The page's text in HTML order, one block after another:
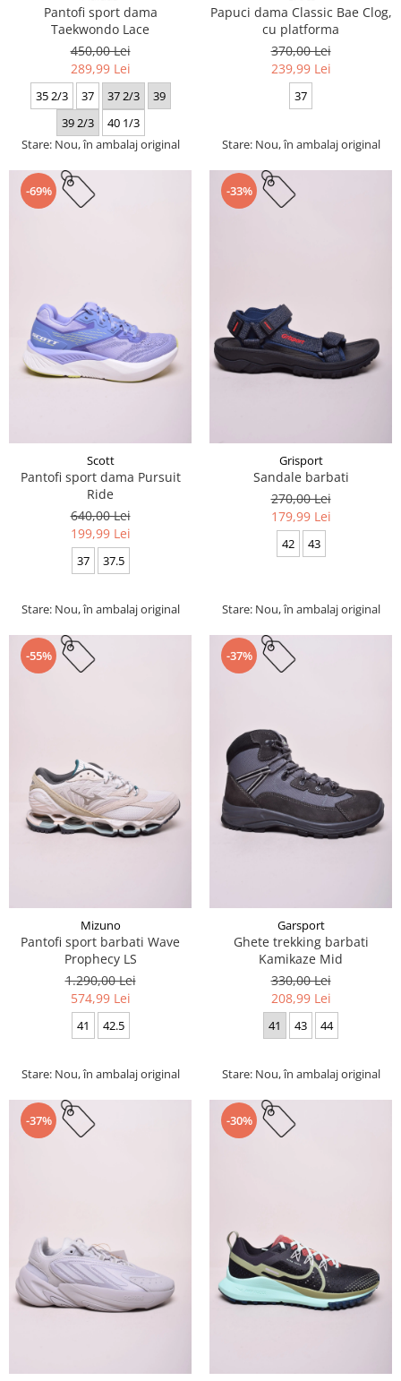
Pantofi sport dama
Taekwondo Lace
450,00 Lei
289,99 Lei
35 2/3 37 37 2/3
39
39 2/3
40 1/3
Stare: Nou, în ambalaj original
Papuci dama Classic Bae Clog,
cu platforma
370,00 Lei
239,99 Lei
37
Stare: Nou, în ambalaj original
-69%
Scott
Pantofi sport dama Pursuit
Ride
640,00 Lei
199,99 Lei
37 37.5
Stare: Nou, în ambalaj original
-33%
Grisport
Sandale barbati
270,00 Lei
179,99 Lei
42 43
Stare: Nou, în ambalaj original
-55%
Mizuno
Pantofi sport barbati Wave
Prophecy LS
1.290,00 Lei
574,99 Lei
41 42.5
Stare: Nou, în ambalaj original
-37%
Garsport
Ghete trekking barbati
Kamikaze Mid
330,00 Lei
208,99 Lei
41 43 44
Stare: Nou, în ambalaj original
-37% -30%